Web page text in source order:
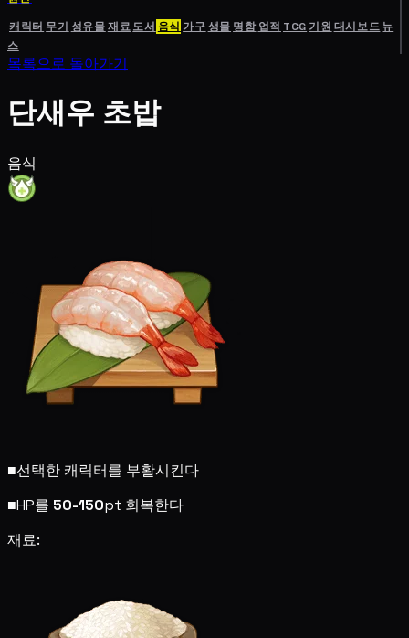
캐릭터 무기 성유물재료도서 음식 가구생물 명함 업적 TCG기원 대시보드뉴
스
목록으로 돌아가기
단새우 초밥
음식
■선택한 캐릭터를 부활시킨다
■HP를 50-150pt 회복한다
재료: